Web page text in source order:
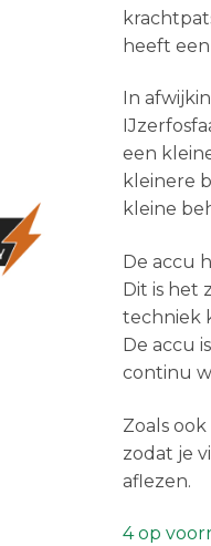
heeft
In
een
kleinere
kleine
De accu
Dit is het
techniek
De accu
continu
Zoals
zodat je
aflezen.
4 op